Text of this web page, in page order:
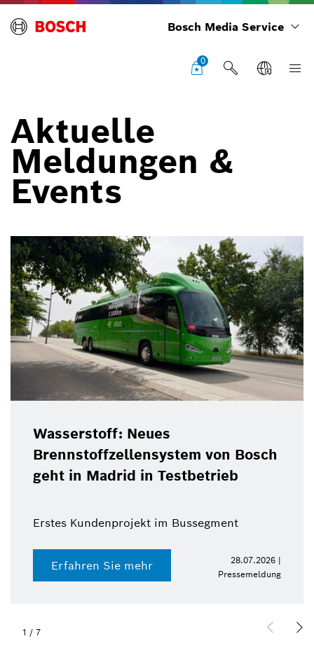
Bosch Media Service
0
Aktuelle
Meldungen &
Events
Wasserstoff: Neues
Brennstoffzellensystem von Bosch
geht in Madrid in Testbetrieb
Erstes Kundenprojekt im Bussegment
Erfahren Sie mehr
28.07.2026 |
Pressemeldung
1 / 7